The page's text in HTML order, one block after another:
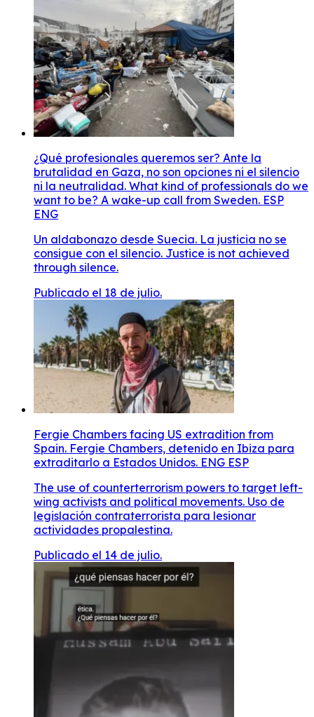
¿Qué profesionales queremos ser? Ante la
brutalidad en Gaza, no son opciones ni el silencio
ni la neutralidad. What kind of professionals do we
want to be? A wake-up call from Sweden. ESP
ENG
Un aldabonazo desde Suecia. La justicia no se
consigue con el silencio. Justice is not achieved
through silence.
Publicado el 18 de julio.
Fergie Chambers facing US extradition from
Spain. Fergie Chambers, detenido en Ibiza para
extraditarlo a Estados Unidos. ENG ESP
The use of counterterrorism powers to target left-
wing activists and political movements. Uso de
legislación contraterrorista para lesionar
actividades propalestina.
Publicado el 14 de julio.